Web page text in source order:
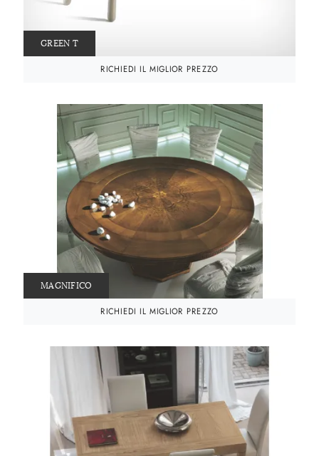
GREEN T
RICHIEDI IL MIGLIOR PREZZO
MAGNIFICO
RICHIEDI IL MIGLIOR PREZZO